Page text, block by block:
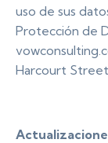
uso de sus
Protección de
Harcourt